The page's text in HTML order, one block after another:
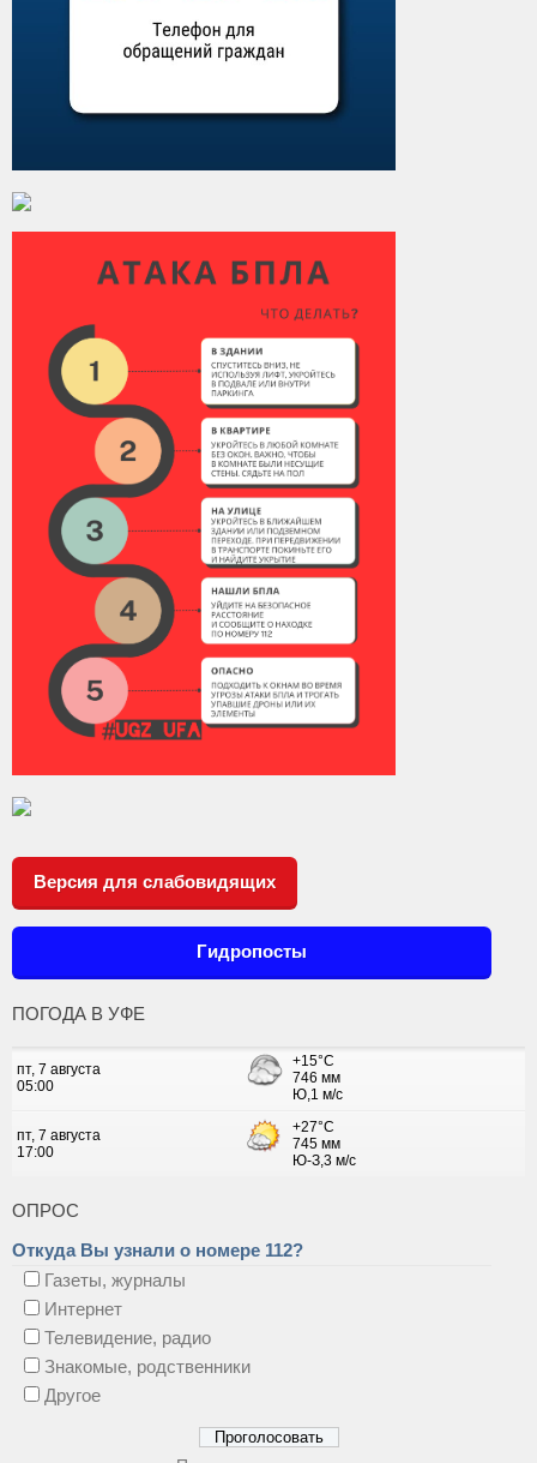
Версия для слабовидящих
Гидропосты
ПОГОДА В УФЕ
ОПРОС
Откуда Вы узнали о номере 112?
Газеты, журналы
Интернет
Телевидение, радио
Знакомые, родственники
Другое